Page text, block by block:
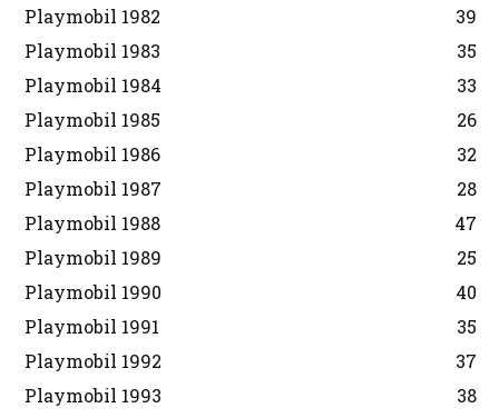
Playmobil 1982
39
Playmobil 1983
35
Playmobil 1984
33
Playmobil 1985
26
Playmobil 1986
32
Playmobil 1987
28
Playmobil 1988
47
Playmobil 1989
25
Playmobil 1990
40
Playmobil 1991
35
Playmobil 1992
37
Playmobil 1993
38